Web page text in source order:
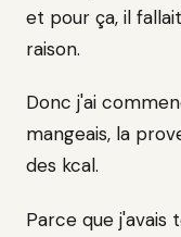
et pour ça, il
raison.
Donc j'ai
mangeais, la
des kcal.
Parce que j'avais